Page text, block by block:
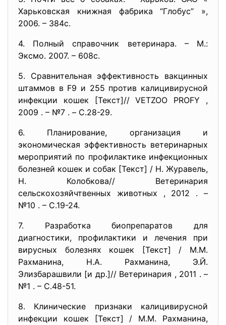
Харьковская книжная фабрика “Глобус” »,
2006. – 384с.
4. Полный справочник ветеринара. – М.:
Эксмо. 2007. – 608с.
5. Сравнительная эффективность вакцинных
штаммов в F9 и 255 против калицивирусной
инфекции кошек [Текст]// VETZOO PROFY ,
2009 . – №7 . – С.28-29.
6. Планирование, организация и
экономическая эффективность ветеринарных
мероприятий по профилактике инфекционных
болезней кошек и собак [Текст] / Н. Журавель,
Н. Колобкова// Ветеринария
сельскохозяйчтвенных животных , 2012 . –
№10 . – С.19-24.
7. Разработка биопрепаратов для
диагностики, профилактики и лечения при
вирусных болезнях кошек [Текст] / М.М.
Рахманина, Н.А. Рахманина, Э.Й.
Элизбарашвили [и др.]// Ветеринария , 2011 . –
№1 . – С.48-51.
8. Клинические признаки калицивирусной
инфекции кошек [Текст] / М.М. Рахманина,